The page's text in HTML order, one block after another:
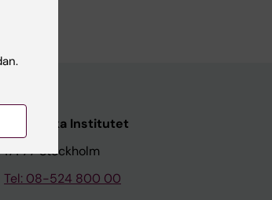
Karolinska Institutet
171 77 Stockholm
Tel: 08-524 800 00